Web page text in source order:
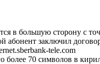
в большую сторону с
заключил договор
tele.com
70 символов в